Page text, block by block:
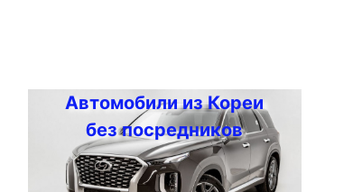
Автомобили из Кореи
без посредников